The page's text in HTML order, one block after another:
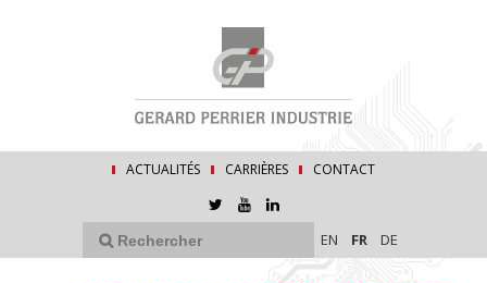
ACTUALITÉS CARRIÈRES CONTACT
EN FR DE